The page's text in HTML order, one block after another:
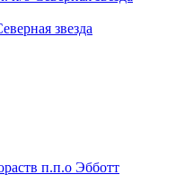
звезда